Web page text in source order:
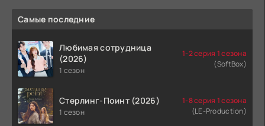
Самые последние
Любимая сотрудница
(2026)
1 сезон
1-2 серия 1 сезона
(SoftBox)
Стерлинг-Поинт (2026)
1 сезон
1-8 серия 1 сезона
(LE-Production)